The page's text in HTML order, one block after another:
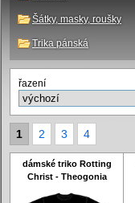
Šátky, masky, roušky
Trika pánská
řazení
1 2 3 4
dámské triko Rotting
Christ - Theogonia